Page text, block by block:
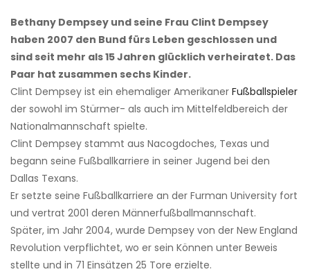
Bethany Dempsey und seine Frau Clint Dempsey
haben 2007 den Bund fürs Leben geschlossen und
sind seit mehr als 15 Jahren glücklich verheiratet. Das
Paar hat zusammen sechs Kinder.
Clint Dempsey ist ein ehemaliger Amerikaner Fußballspieler
der sowohl im Stürmer- als auch im Mittelfeldbereich der
Nationalmannschaft spielte.
Clint Dempsey stammt aus Nacogdoches, Texas und
begann seine Fußballkarriere in seiner Jugend bei den
Dallas Texans.
Er setzte seine Fußballkarriere an der Furman University fort
und vertrat 2001 deren Männerfußballmannschaft.
Später, im Jahr 2004, wurde Dempsey von der New England
Revolution verpflichtet, wo er sein Können unter Beweis
stellte und in 71 Einsätzen 25 Tore erzielte.